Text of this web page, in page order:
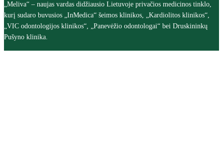
„Meliva“ – naujas vardas didžiausio Lietuvoje privačios medicinos tinklo,
kurį sudaro buvusios „InMedica“ šeimos klinikos, „Kardiolitos klinikos“,
„VIC odontologijos klinikos“, „Panevėžio odontologai“ bei Druskininkų
Pušyno klinika.